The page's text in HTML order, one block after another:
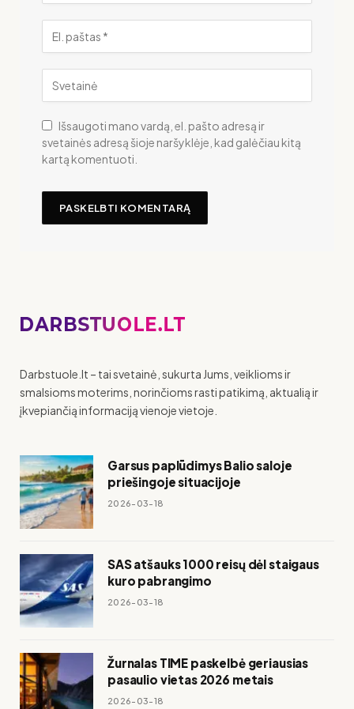
Išsaugoti mano vardą, el. pašto adresą ir
svetainės adresą šioje naršyklėje, kad galėčiau kitą
kartą komentuoti.
Darbstuole.lt – tai svetainė, sukurta Jums, veiklioms ir
smalsioms moterims, norinčioms rasti patikimą, aktualią ir
įkvepiančią informaciją vienoje vietoje.
Garsus paplūdimys Balio saloje
priešingoje situacijoje
2026-03-18
SAS atšauks 1000 reisų dėl staigaus
kuro pabrangimo
2026-03-18
Žurnalas TIME paskelbė geriausias
pasaulio vietas 2026 metais
2026-03-18